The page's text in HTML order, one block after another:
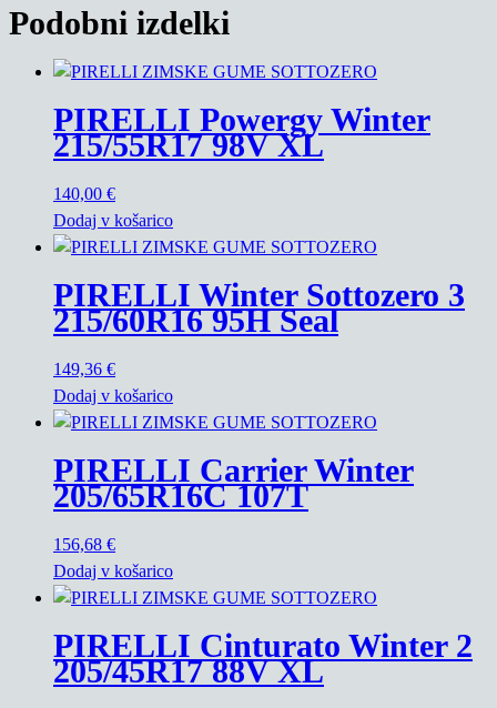
Podobni izdelki
PIRELLI Powergy Winter
215/55R17 98V XL
140,00 €
Dodaj v košarico
PIRELLI Winter Sottozero 3
215/60R16 95H Seal
149,36 €
Dodaj v košarico
PIRELLI Carrier Winter
205/65R16C 107T
156,68 €
Dodaj v košarico
PIRELLI Cinturato Winter 2
205/45R17 88V XL